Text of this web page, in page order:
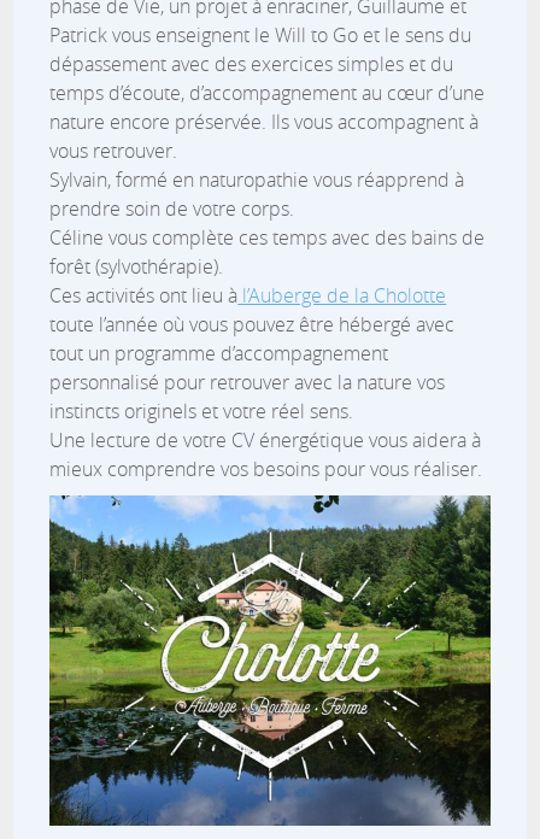
phase de Vie, un projet à enraciner, Guillaume et
Patrick vous enseignent le Will to Go et le sens du
dépassement avec des exercices simples et du
temps d’écoute, d’accompagnement au cœur d’une
nature encore préservée. Ils vous accompagnent à
vous retrouver.
Sylvain, formé en naturopathie vous réapprend à
prendre soin de votre corps.
Céline vous complète ces temps avec des bains de
forêt (sylvothérapie).
Ces activités ont lieu à l’Auberge de la Cholotte
toute l’année où vous pouvez être hébergé avec
tout un programme d’accompagnement
personnalisé pour retrouver avec la nature vos
instincts originels et votre réel sens.
Une lecture de votre CV énergétique vous aidera à
mieux comprendre vos besoins pour vous réaliser.